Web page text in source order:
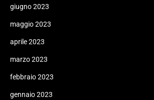
giugno 2023
maggio 2023
aprile 2023
marzo 2023
febbraio 2023
gennaio 2023